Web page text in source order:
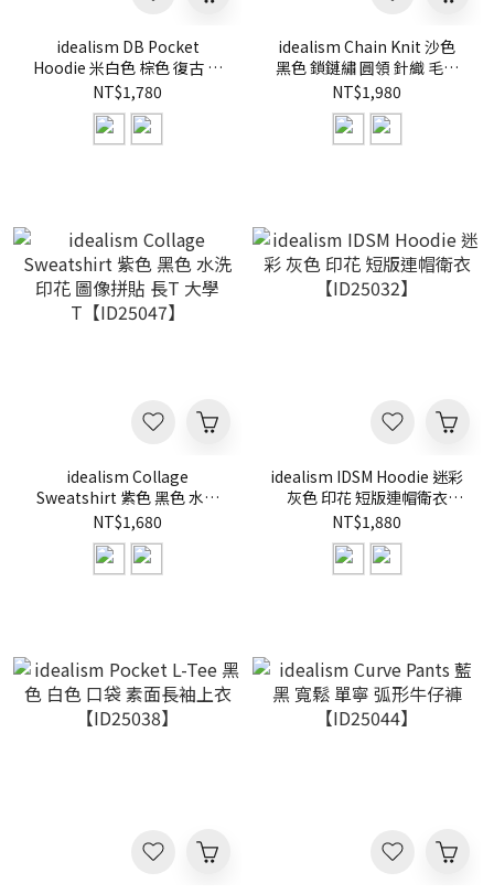
idealism DB Pocket
Hoodie 米白色 棕色 復古 雙
袋 連帽 帽T【ID25049】
NT$1,780
idealism Chain Knit 沙色
黑色 鎖鏈繡 圓領 針織 毛衣
【ID25040】
NT$1,980
idealism Collage
Sweatshirt 紫色 黑色 水洗
印花 圖像拼貼 長T 大學
T【ID25047】
NT$1,680
idealism IDSM Hoodie 迷彩
灰色 印花 短版連帽衛衣
【ID25032】
NT$1,880